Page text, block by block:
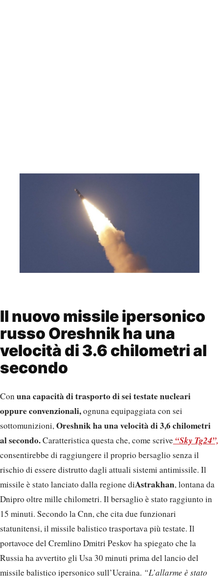
Il nuovo missile ipersonico
russo Oreshnik ha una
velocità di 3.6 chilometri al
secondo
Conuna capacità di trasporto di sei testate nucleari
oppure convenzionali,ognuna equipaggiata con sei
sottomunizioni,Oreshnik ha una velocità di 3,6 chilometri
al secondo.Caratteristica questa che, come scrive “Sky Tg24”,
consentirebbe di raggiungere il proprio bersaglio senza il
rischio di essere distrutto dagli attuali sistemi antimissile. Il
missile è stato lanciato dalla regione diAstrakhan, lontana da
Dnipro oltre mille chilometri. Il bersaglio è stato raggiunto in
15 minuti. Secondo la Cnn, che cita due funzionari
statunitensi, il missile balistico trasportava più testate. Il
portavoce del Cremlino Dmitri Peskov ha spiegato che la
Russia ha avvertito gli Usa 30 minuti prima del lancio del
missile balistico ipersonico sull’Ucraina. “L’allarme è stato